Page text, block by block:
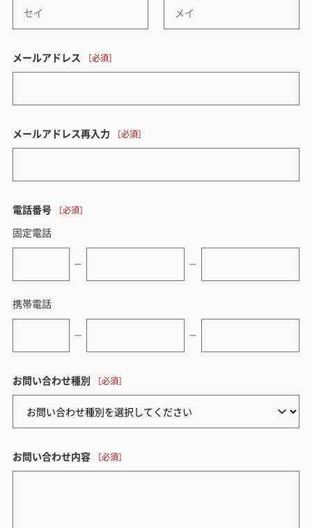
メールアドレス
メールアドレス再入力
電話番号
固定電話
ー ー
携帯電話
ー ー
お問い合わせ種別
お問い合わせ内容